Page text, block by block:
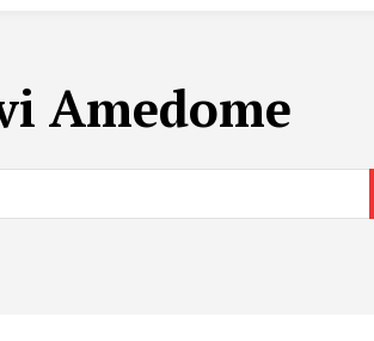
Amedome